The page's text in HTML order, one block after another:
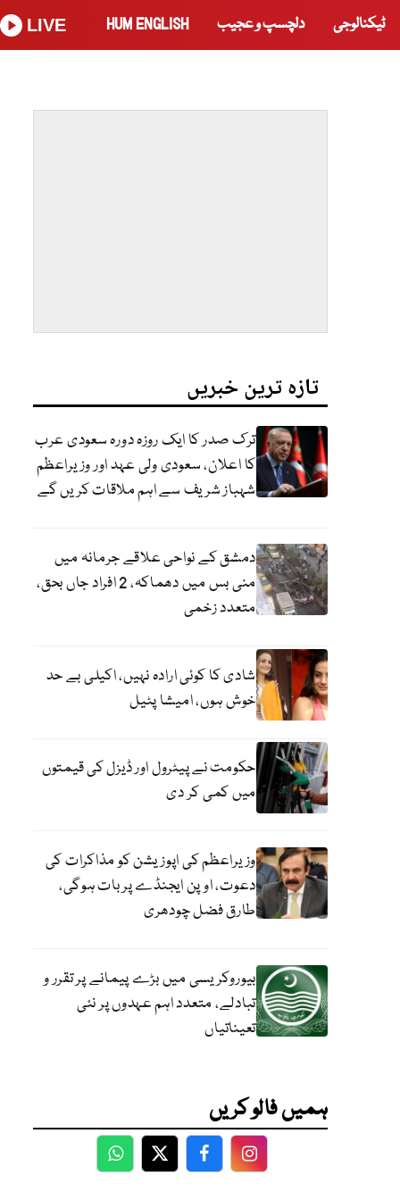
ٹیکنالوجی دلچسپ و عجیب HUM ENGLISH
LIVE
تازہ ترین خبریں
ترک صدر کا ایک روزہ دورہ سعودی عرب
کا اعلان، سعودی ولی عہد اور وزیراعظم
شہباز شریف سے اہم ملاقات کریں گے
دمشق کے نواحی علاقے جرمانہ میں
منی بس میں دھماکہ، 2 افراد جاں بحق،
متعدد زخمی
شادی کا کوئی ارادہ نہیں، اکیلی بے حد
خوش ہوں، امیشا پٹیل
حکومت نے پیٹرول اور ڈیزل کی قیمتوں
میں کمی کر دی
وزیراعظم کی اپوزیشن کو مذاکرات کی
دعوت، اوپن ایجنڈے پر بات ہوگی،
طارق فضل چودھری
بیوروکریسی میں بڑے پیمانے پر تقرر و
تبادلے، متعدد اہم عہدوں پر نئی
تعیناتیاں
ہمیں فالو کریں
WhatsApp
TwitterFacebookFacebook